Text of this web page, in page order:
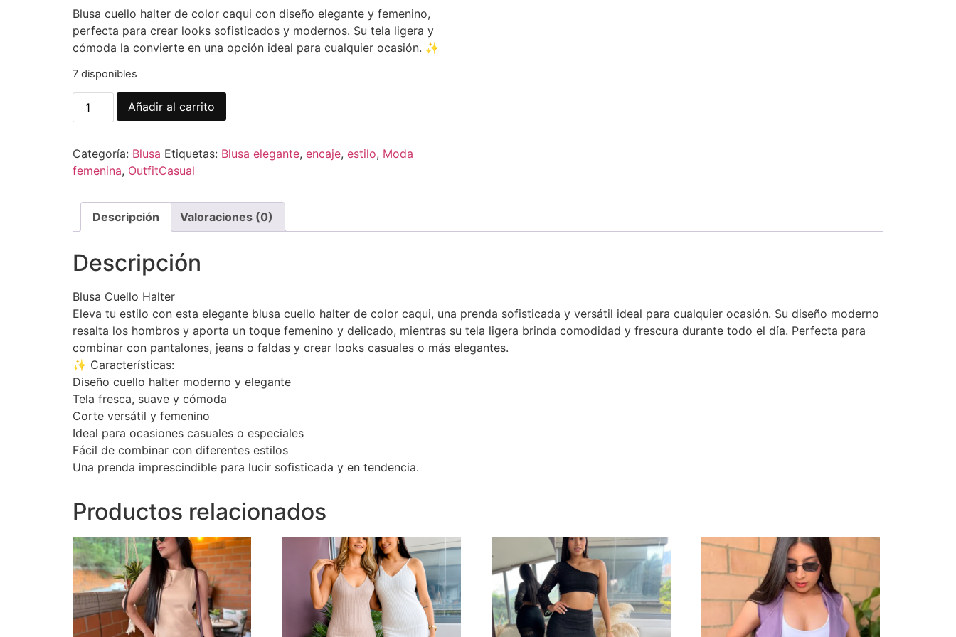
Blusa cuello halter de color caqui con diseño elegante y femenino,
perfecta para crear looks sofisticados y modernos. Su tela ligera y
cómoda la convierte en una opción ideal para cualquier ocasión. ✨
7 disponibles
Añadir al carrito
Categoría: Blusa Etiquetas: Blusa elegante, encaje, estilo, Moda
femenina, OutfitCasual
Descripción Valoraciones (0)
Descripción
Blusa Cuello Halter
Eleva tu estilo con esta elegante blusa cuello halter de color caqui, una prenda sofisticada y versátil ideal para cualquier ocasión. Su diseño moderno
resalta los hombros y aporta un toque femenino y delicado, mientras su tela ligera brinda comodidad y frescura durante todo el día. Perfecta para
combinar con pantalones, jeans o faldas y crear looks casuales o más elegantes.
✨ Características:
Diseño cuello halter moderno y elegante
Tela fresca, suave y cómoda
Corte versátil y femenino
Ideal para ocasiones casuales o especiales
Fácil de combinar con diferentes estilos
Una prenda imprescindible para lucir sofisticada y en tendencia.
Productos relacionados